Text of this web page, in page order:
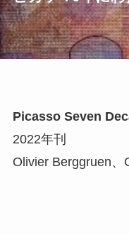
Picasso Seven
2022年刊
Olivier Berggruen